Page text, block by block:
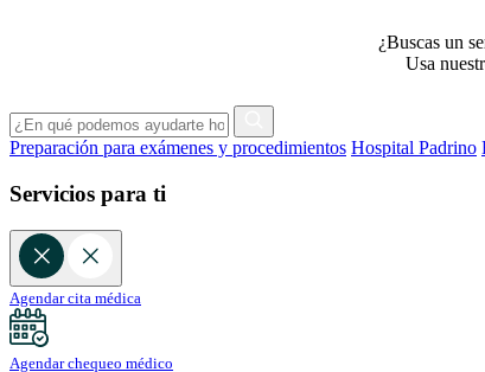
¿Buscas un
Usa
Preparación para exámenes y procedimientos Hospital Padrino
Servicios para ti
Agendar cita médica
Agendar chequeo médico